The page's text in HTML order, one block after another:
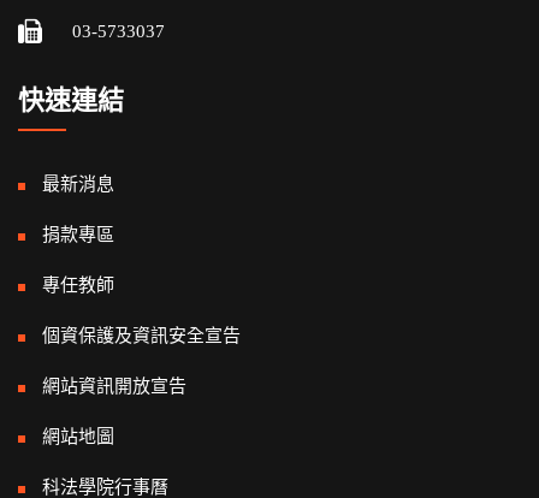
03-5733037
快速連結
最新消息
捐款專區
專任教師
個資保護及資訊安全宣告
網站資訊開放宣告
網站地圖
科法學院行事曆